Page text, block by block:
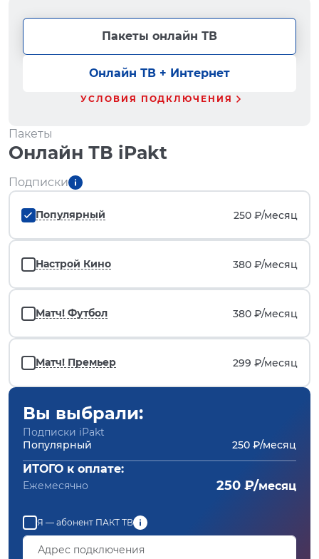
Пакеты онлайн ТВ
Онлайн ТВ + Интернет
УСЛОВИЯ ПОДКЛЮЧЕНИЯ
Пакеты
Онлайн ТВ iPakt
Подписки
Популярный 250 ₽/месяц
Настрой Кино 380 ₽/месяц
Матч! Футбол 380 ₽/месяц
Матч! Премьер 299 ₽/месяц
Вы выбрали:
Подписки iPakt
Популярный
250 ₽/месяц
ИТОГО к оплате:
Ежемесячно 250 ₽/месяц
Я — абонент ПАКТ ТВ